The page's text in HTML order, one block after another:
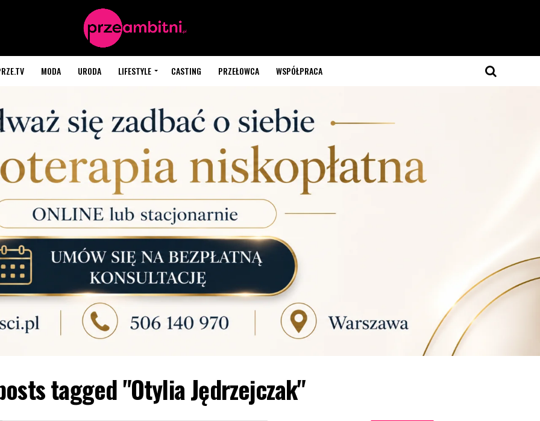
MODA URODA LIFESTYLE CASTING PRZEŁOWCA WSPÓŁPRACA
tagged "Otylia Jędrzejczak"